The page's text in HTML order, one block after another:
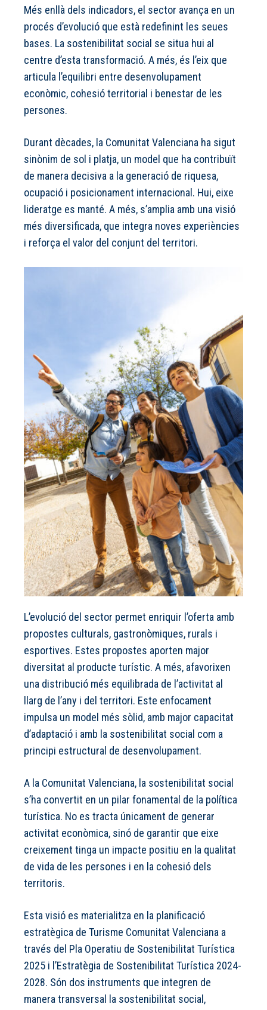
Més enllà dels indicadors, el sector avança en un
procés d’evolució que està redefinint les seues
bases. La sostenibilitat social se situa hui al
centre d’esta transformació. A més, és l’eix que
articula l’equilibri entre desenvolupament
econòmic, cohesió territorial i benestar de les
persones.
Durant dècades, la Comunitat Valenciana ha sigut
sinònim de sol i platja, un model que ha contribuït
de manera decisiva a la generació de riquesa,
ocupació i posicionament internacional. Hui, eixe
lideratge es manté. A més, s’amplia amb una visió
més diversificada, que integra noves experiències
i reforça el valor del conjunt del territori.
L’evolució del sector permet enriquir l’oferta amb
propostes culturals, gastronòmiques, rurals i
esportives. Estes propostes aporten major
diversitat al producte turístic. A més, afavorixen
una distribució més equilibrada de l’activitat al
llarg de l’any i del territori. Este enfocament
impulsa un model més sòlid, amb major capacitat
d’adaptació i amb la sostenibilitat social com a
principi estructural de desenvolupament.
A la Comunitat Valenciana, la sostenibilitat social
s’ha convertit en un pilar fonamental de la política
turística. No es tracta únicament de generar
activitat econòmica, sinó de garantir que eixe
creixement tinga un impacte positiu en la qualitat
de vida de les persones i en la cohesió dels
territoris.
Esta visió es materialitza en la planificació
estratègica de Turisme Comunitat Valenciana a
través del Pla Operatiu de Sostenibilitat Turística
2025 i l’Estratègia de Sostenibilitat Turística 2024-
2028. Són dos instruments que integren de
manera transversal la sostenibilitat social,